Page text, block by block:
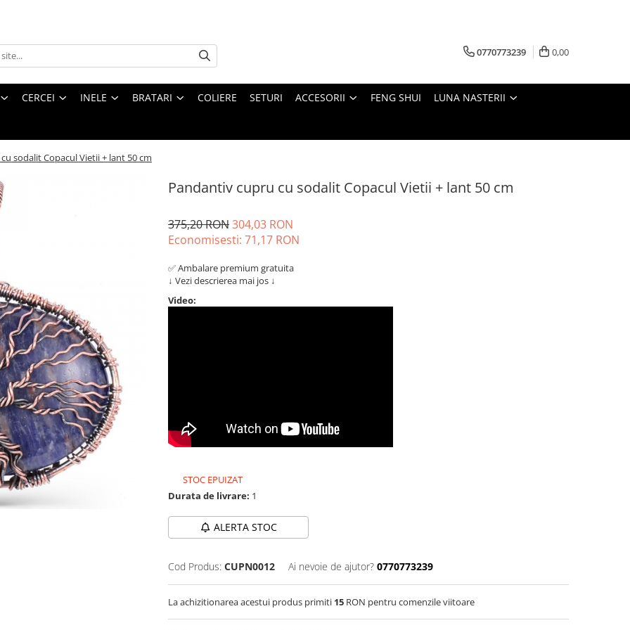
0770773239 0,00
CERCEI INELE BRATARI COLIERE SETURI ACCESORII FENG SHUI LUNA NASTERII
sodalit Copacul Vietii + lant 50 cm
Pandantiv cupru cu sodalit Copacul Vietii + lant 50 cm
375,20 RON304,03 RON
Economisesti: 71,17 RON
✅ Ambalare premium gratuita
↓ Vezi descrierea mai jos ↓
Video:
STOC EPUIZAT
Durata de livrare: 1
ALERTA STOC
Cod Produs: CUPN0012 Ai nevoie de ajutor? 0770773239
La achizitionarea acestui produs primiti 15 RON pentru comenzile viitoare